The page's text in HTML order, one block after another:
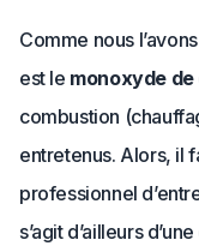
Comme nous
est le monoxyde
combustion
entretenus. Alors, il
professionnel
s’agit d’ailleurs